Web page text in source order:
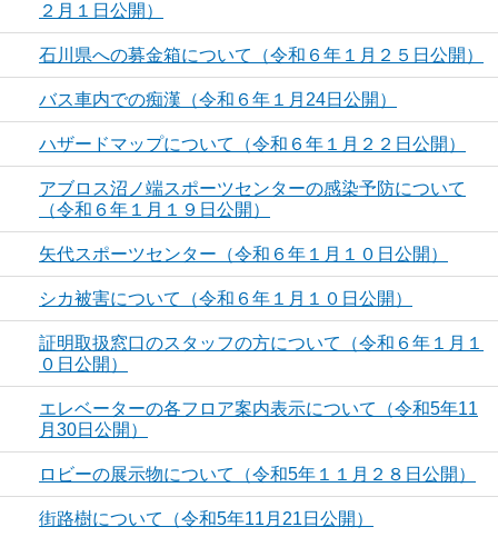
２月１日公開）
石川県への募金箱について（令和６年１月２５日公開）
バス車内での痴漢（令和６年１月24日公開）
ハザードマップについて（令和６年１月２２日公開）
アブロス沼ノ端スポーツセンターの感染予防について
（令和６年１月１９日公開）
矢代スポーツセンター（令和６年１月１０日公開）
シカ被害について（令和６年１月１０日公開）
証明取扱窓口のスタッフの方について（令和６年１月１
０日公開）
エレベーターの各フロア案内表示について（令和5年11
月30日公開）
ロビーの展示物について（令和5年１１月２８日公開）
街路樹について（令和5年11月21日公開）